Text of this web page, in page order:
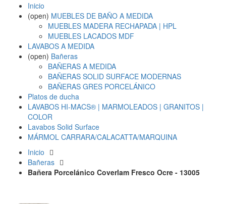
Inicio
(open) MUEBLES DE BAÑO A MEDIDA
MUEBLES MADERA RECHAPADA | HPL
MUEBLES LACADOS MDF
LAVABOS A MEDIDA
(open) Bañeras
BAÑERAS A MEDIDA
BAÑERAS SOLID SURFACE MODERNAS
BAÑERAS GRES PORCELÁNICO
Platos de ducha
LAVABOS HI-MACS® | MARMOLEADOS | GRANITOS |
COLOR
Lavabos Solid Surface
MÁRMOL CARRARA/CALACATTA/MARQUINA
Inicio
Bañeras
Bañera Porcelánico Coverlam Fresco Ocre - 13005